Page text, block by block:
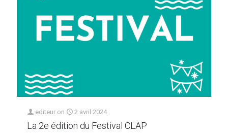
editeur on 2 avril 2024
La 2e édition du Festival CLAP